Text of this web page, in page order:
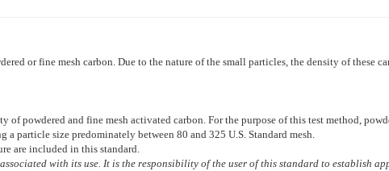
or fine mesh carbon. Due to the nature of the small particles, the density of these
powdered and fine mesh activated carbon. For the purpose of this test method,
a particle size predominately between 80 and 325 U.S. Standard mesh.
are included in this standard.
with its use. It is the responsibility of the user of this standard to establish